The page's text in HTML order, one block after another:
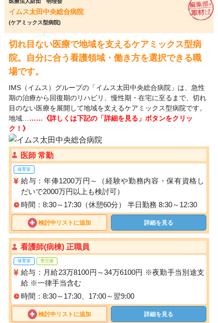
イムス太田中央総合病院
(ケアミックス型病院)
切れ目ない医療で地域を支えるケアミックス型病
院。自分に合う看護領域・働き方を選択できる職
場です。
IMS（イムス）グループの「イムス太田中央総合病院」は、急性
期の治療から回復期のリハビリ、慢性期・在宅に至るまで、切れ
目のない医療を展開して地域を支えるケアミックス型病院です。
地域… ……《詳しくは下記の「詳細を見る」ボタンをクリッ
ク！》
医師 常勤
保育室
給与：年俸1200万円～（経験や勤務内容・保有資格し
だいで2000万円以上も検討可）
時間：8:30～17:30（休憩60分） 半日勤務 8:30～12:30
検討中リストに追加 詳細を見る
看護師(病棟) 正職員
保育室 寮完備
給与：月給23万8100円～34万6100円 ※夜勤手当別途支
給 ※一律手当含む
時間：8:30～17:30、17:00～翌9:00
検討中リストに追加 詳細を見る